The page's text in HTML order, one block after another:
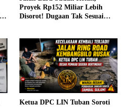
Proyek Rp152 Miliar Lebih
Disorot! Dugaan Tak Sesuai
Kasatker–PPK Jika Terbukti
Bersalah
Ketua DPC LIN Tuban Soroti